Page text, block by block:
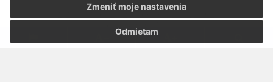
Odmietam
Zmeniť moje nastavenia
Vytlačiť stránku|Vyhlásenie o prístupnosti